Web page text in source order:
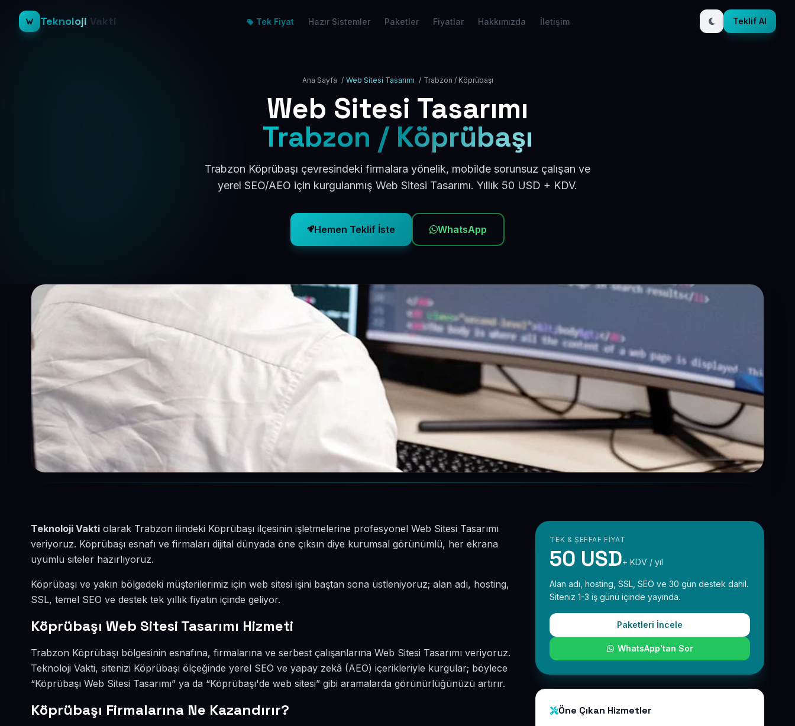
Teknoloji Vakti Tek Fiyat Hazır Sistemler Paketler Fiyatlar Hakkımızda İletişim Teklif Al
Ana Sayfa / Web Sitesi Tasarımı / Trabzon / Köprübaşı
Web Sitesi Tasarımı
Trabzon / Köprübaşı
Trabzon Köprübaşı çevresindeki firmalara yönelik, mobilde sorunsuz çalışan ve
yerel SEO/AEO için kurgulanmış Web Sitesi Tasarımı. Yıllık 50 USD + KDV.
Hemen Teklif İste WhatsApp
Teknoloji Vakti olarak Trabzon ilindeki Köprübaşı ilçesinin işletmelerine profesyonel Web Sitesi Tasarımı
veriyoruz. Köprübaşı esnafı ve firmaları dijital dünyada öne çıksın diye kurumsal görünümlü, her ekrana
uyumlu siteler hazırlıyoruz.
Köprübaşı ve yakın bölgedeki müşterilerimiz için web sitesi işini baştan sona üstleniyoruz; alan adı, hosting,
SSL, temel SEO ve destek tek yıllık fiyatın içinde geliyor.
Köprübaşı Web Sitesi Tasarımı Hizmeti
Trabzon Köprübaşı bölgesinin esnafına, firmalarına ve serbest çalışanlarına Web Sitesi Tasarımı veriyoruz.
Teknoloji Vakti, sitenizi Köprübaşı ölçeğinde yerel SEO ve yapay zekâ (AEO) içerikleriyle kurgular; böylece
“Köprübaşı Web Sitesi Tasarımı” ya da “Köprübaşı'de web sitesi” gibi aramalarda görünürlüğünüzü artırır.
Köprübaşı Firmalarına Ne Kazandırır?
TEK & ŞEFFAF FIYAT
50 USD+ KDV / yıl
Alan adı, hosting, SSL, SEO ve 30 gün destek dahil.
Siteniz 1-3 iş günü içinde yayında.
Paketleri İncele
WhatsApp'tan Sor
Öne Çıkan Hizmetler